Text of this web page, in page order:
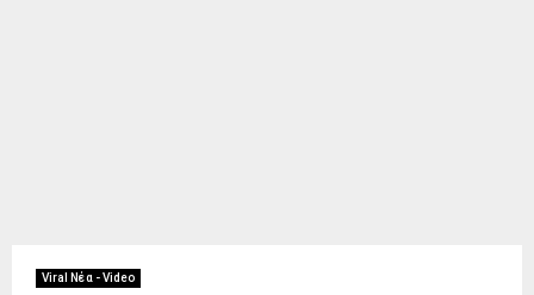
Viral Νέα - Video